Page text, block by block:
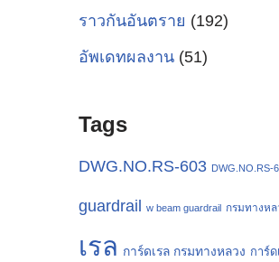
ราวกันอันตราย (192)
อัพเดทผลงาน(51)
Tags
DWG.NO.RS-603 DWG.NO.RS-
guardrail w beam guardrail กรมทางหล
เรล การ์ดเรล กรมทางหลวง การ์